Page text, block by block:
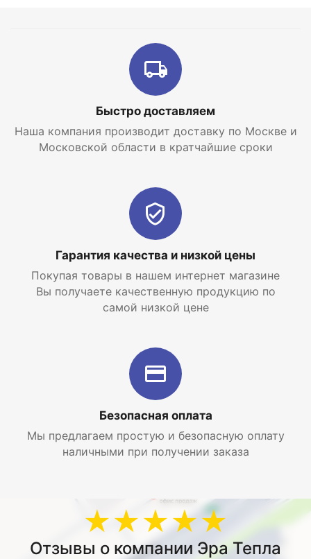
межосевое расстояние 200 мм, но при этом в
модельном ряде есть радиаторы с межосевым
растоянием 350 и 500 мм. Секции соединены
между собой с помощью специальных
силиконовых прокладок.
Интернет-магазин отопительных систем и
EraTepla.ru предлагает
купить
по самой низкой цене с доставкой по
Москве и Московской области.
Быстро доставляем
Наша компания производит доставку по Москве и
Московской области в кратчайшие сроки
Гарантия качества и низкой цены
Покупая товары в нашем интернет магазине
Вы получаете качественную продукцию по
самой низкой цене
Безопасная оплата
Мы предлагаем простую и безопасную оплату
наличными при получении заказа
★★★★★
Отзывы о компании Эра Тепла